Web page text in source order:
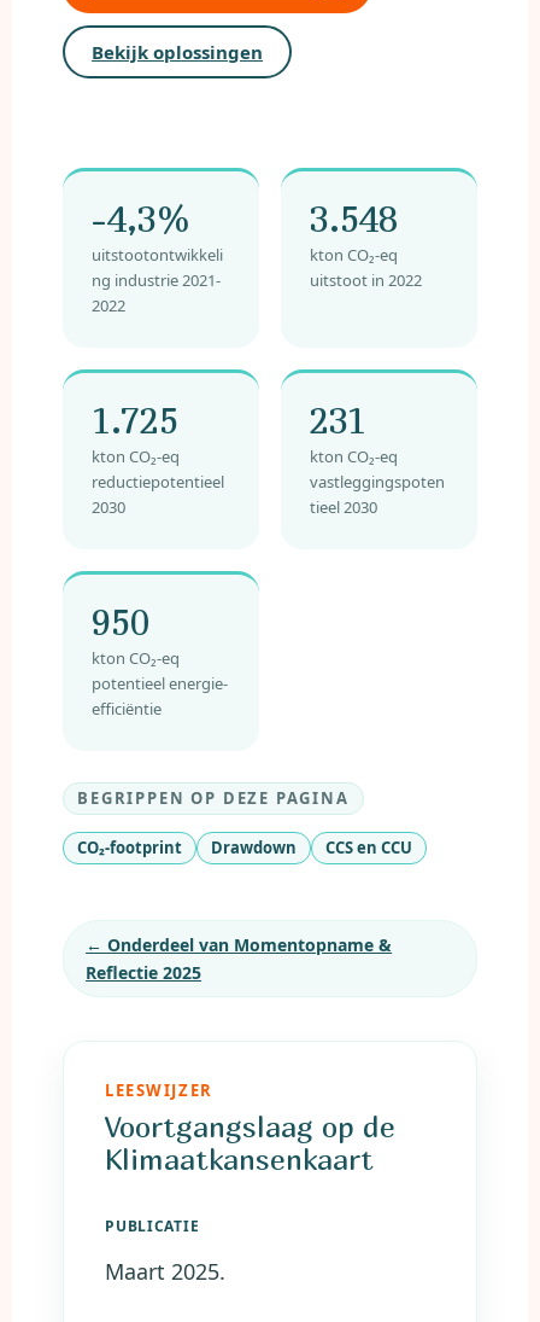
Bekijk oplossingen
-4,3%
uitstootontwikkeli
ng industrie 2021-
2022
3.548
kton CO₂-eq
uitstoot in 2022
1.725
kton CO₂-eq
reductiepotentieel
2030
231
kton CO₂-eq
vastleggingspoten
tieel 2030
950
kton CO₂-eq
potentieel energie-
efficiëntie
BEGRIPPEN OP DEZE PAGINA
CO₂-footprint Drawdown CCS en CCU
← Onderdeel van Momentopname &
Reflectie 2025
LEESWIJZER
Voortgangslaag op de
Klimaatkansenkaart
PUBLICATIE
Maart 2025.